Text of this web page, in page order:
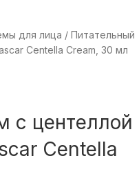
для лица
Питательный
Centella Cream, 30 мл
с центеллой
Centella